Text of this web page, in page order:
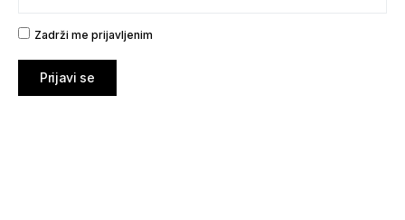
Zadrži me prijavljenim
Prijavi se